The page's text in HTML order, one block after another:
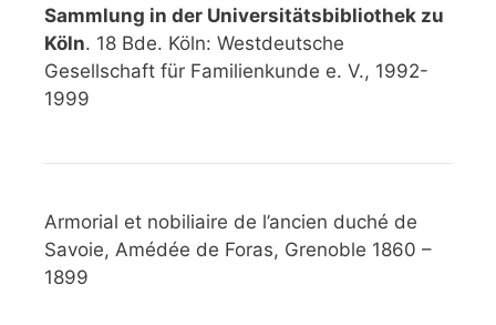
Sammlung in der Universitätsbibliothek zu
Köln. 18 Bde. Köln: Westdeutsche
Gesellschaft für Familienkunde e. V., 1992-
1999
Armorial et nobiliaire de l’ancien duché de
Savoie, Amédée de Foras, Grenoble 1860 –
1899